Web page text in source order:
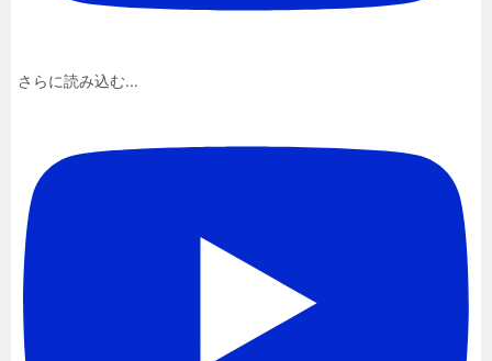
さらに読み込む...